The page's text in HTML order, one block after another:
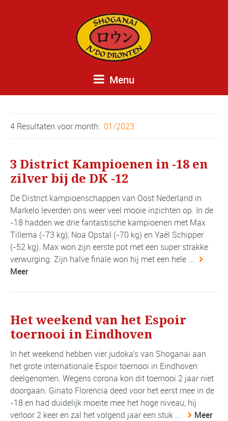
Menu
4 Resultaten voormonth: 01/2023
3 District Kampioenen in -18 en
zilver bij de DK -12
De District kampioenschappen van Oost Nederland in
Markelo leverden ons weer veel mooie inzichten op. In de
-18 hadden we drie fantastische kampioenen met Max
Tillema (-73 kg), Noa Opstal (-70 kg) en Yaël Schipper
(-52 kg). Max won zijn eerste pot met een super strakke
verwurging. Zijn halve finale won hij met een hele ...
Meer
Het weekend van het Espoir
toernooi in Eindhoven
In het weekend hebben vier judoka's van Shoganai aan
het grote internationale Espoir toernooi in Eindhoven
deelgenomen. Wegens corona kon dit toernooi 2 jaar niet
doorgaan. Ginato Florencia deed voor het eerst mee in de
-18 en had duidelijk moeite mee het hoge niveau; hij
verloor 2 keer en zal het volgend jaar een stuk ...
Meer